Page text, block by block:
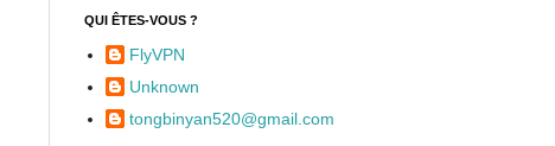
QUI ÊTES-VOUS ?
FlyVPN
Unknown
tongbinyan520@gmail.com